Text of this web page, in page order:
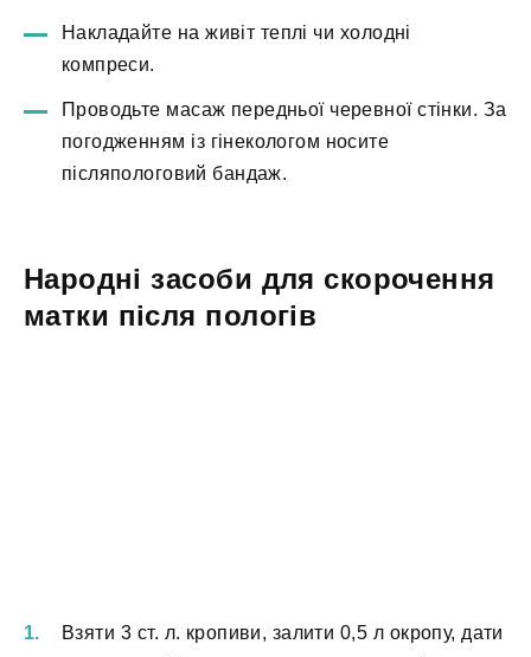
Накладайте на живіт теплі чи холодні
компреси.
Проводьте масаж передньої черевної стінки. За
погодженням із гінекологом носите
післяпологовий бандаж.
Народні засоби для скорочення
матки після пологів
Взяти 3 ст. л. кропиви, залити 0,5 л окропу, дати